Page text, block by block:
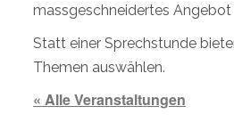
massgeschneidertes
Statt einer Sprechstunde
Themen auswählen.
« Alle Veranstaltungen